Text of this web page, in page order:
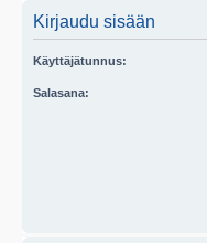
Kirjaudu sisään
Käyttäjätunnus:
Salasana: